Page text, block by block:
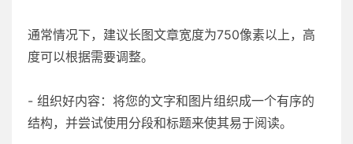
通常情况下，建议长图文章宽度为750像素以上，高
度可以根据需要调整。
- 组织好内容：将您的文字和图片组织成一个有序的
结构，并尝试使用分段和标题来使其易于阅读。